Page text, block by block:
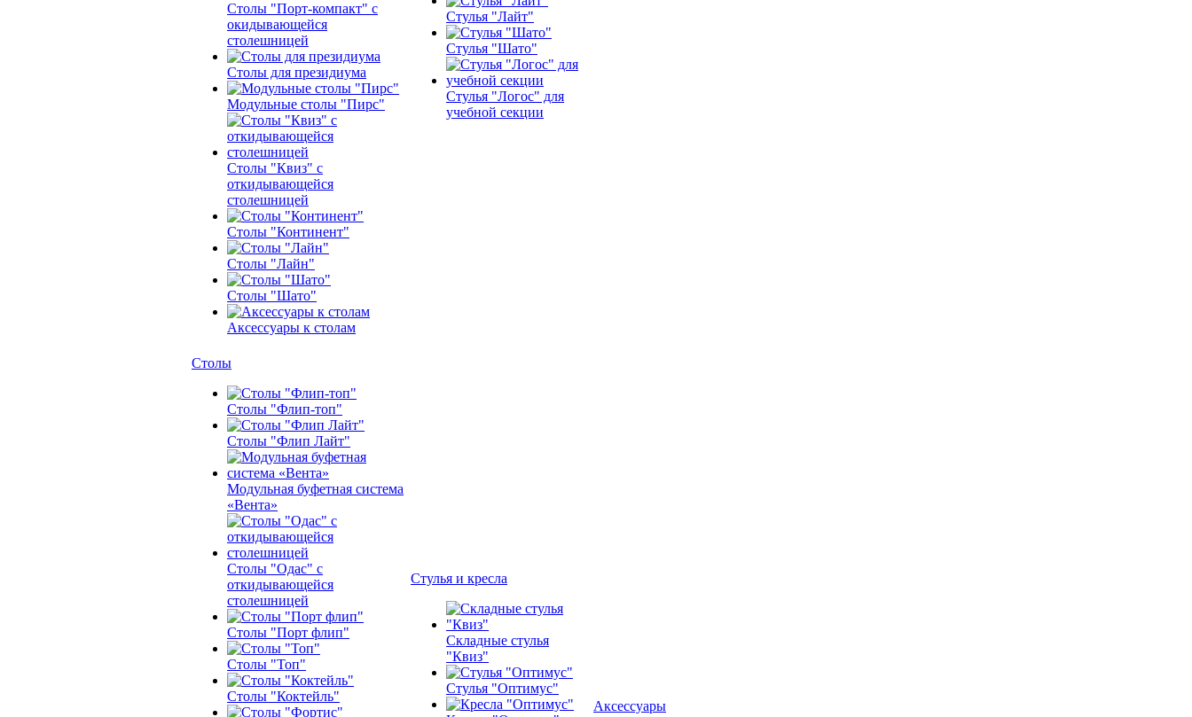
Столы "Порт-компакт" с
окидывающейся
столешницей
Столы для президиума
Модульные столы "Пирс"
Столы "Квиз" с
откидывающейся
столешницей
Столы "Континент"
Столы "Лайн"
Столы "Шато"
Аксессуары к столам
Стулья "Лайт"
Стулья "Шато"
Стулья "Логос" для
учебной секции
Столы
Столы "Флип-топ"
Столы "Флип Лайт"
Модульная буфетная система
«Вента»
Столы "Одас" с
откидывающейся
столешницей
Столы "Порт флип"
Столы "Топ"
Столы "Коктейль"
Стулья и кресла
Складные стулья
"Квиз"
Стулья "Оптимус"
Аксессуары